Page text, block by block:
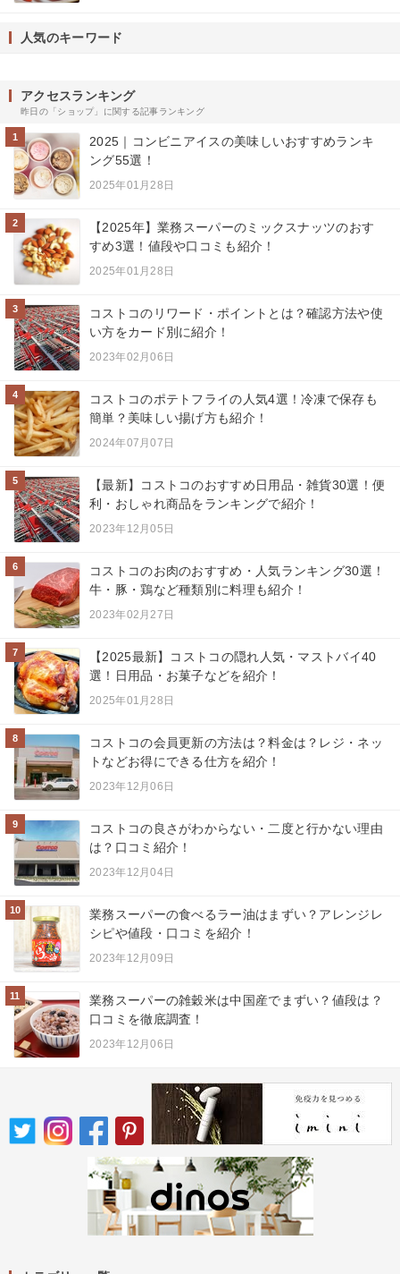
人気のキーワード
アクセスランキング
昨日の「ショップ」に関する記事ランキング
1
2025｜コンビニアイスの美味しいおすすめランキ
ング55選！
2025年01月28日
2
【2025年】業務スーパーのミックスナッツのおす
すめ3選！値段や口コミも紹介！
2025年01月28日
3
コストコのリワード・ポイントとは？確認方法や使
い方をカード別に紹介！
2023年02月06日
4
コストコのポテトフライの人気4選！冷凍で保存も
簡単？美味しい揚げ方も紹介！
2024年07月07日
5
【最新】コストコのおすすめ日用品・雑貨30選！便
利・おしゃれ商品をランキングで紹介！
2023年12月05日
6
コストコのお肉のおすすめ・人気ランキング30選！
牛・豚・鶏など種類別に料理も紹介！
2023年02月27日
7
【2025最新】コストコの隠れ人気・マストバイ40
選！日用品・お菓子などを紹介！
2025年01月28日
8
コストコの会員更新の方法は？料金は？レジ・ネッ
トなどお得にできる仕方を紹介！
2023年12月06日
9
コストコの良さがわからない・二度と行かない理由
は？口コミ紹介！
2023年12月04日
10
業務スーパーの食べるラー油はまずい？アレンジレ
シピや値段・口コミを紹介！
2023年12月09日
11
業務スーパーの雑穀米は中国産でまずい？値段は？
口コミを徹底調査！
2023年12月06日